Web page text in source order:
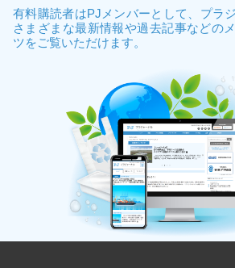
有料購読者はPJメンバーとして、プラ
さまざまな最新情報や過去記事などの
ツをご覧いただけます。